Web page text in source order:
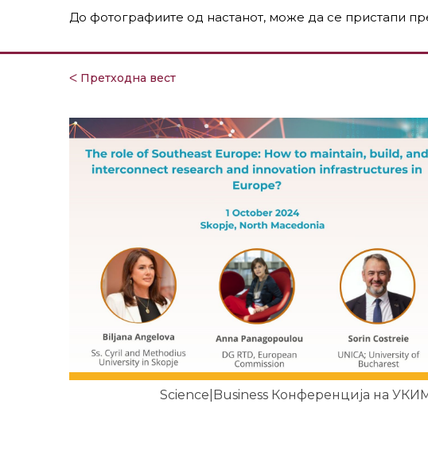
До фотографиите од настанот, може да се пристапи
ᐸ Претходна вест
Science|Business Конференција на